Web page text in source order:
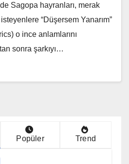
Sagopa hayranları, merak
“Düşersem Yanarım”
o ince anlamlarını
sonra şarkıyı…
Popüler Trend